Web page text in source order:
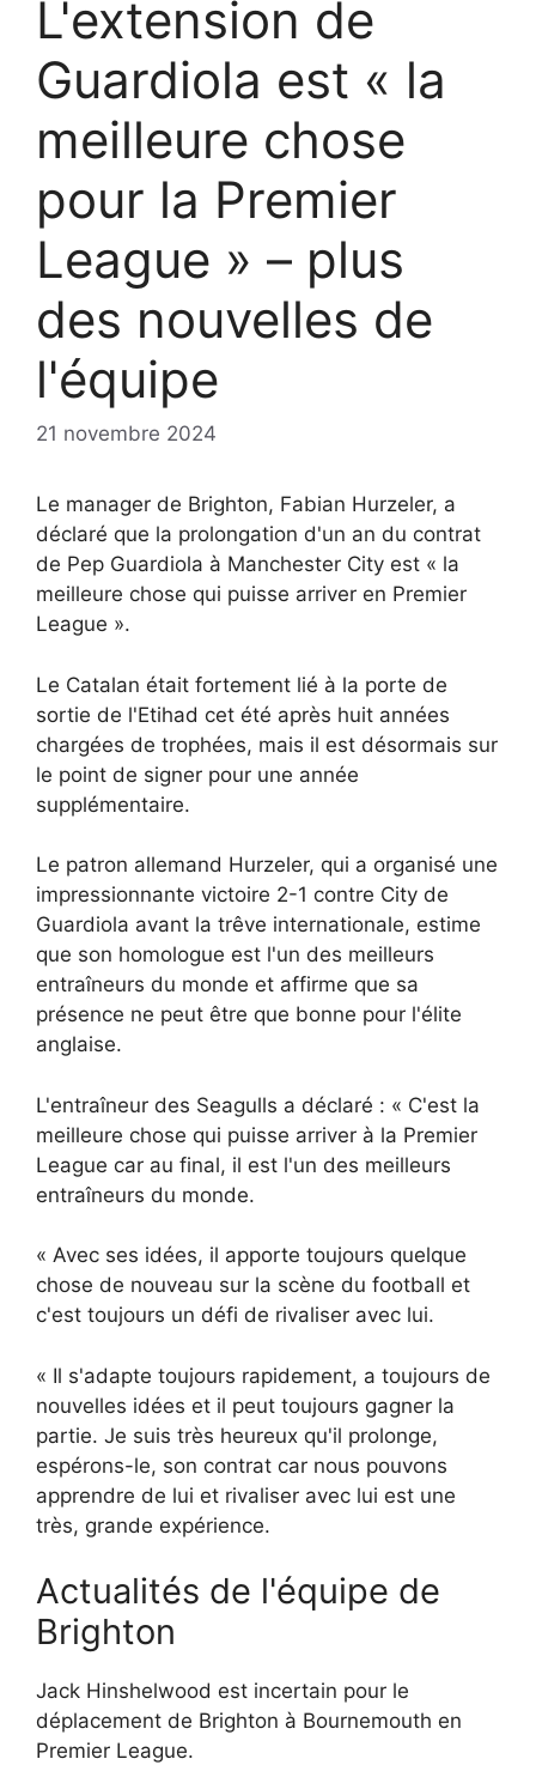
L'extension de
Guardiola est « la
meilleure chose
pour la Premier
League » – plus
des nouvelles de
l'équipe
21 novembre 2024
Le manager de Brighton, Fabian Hurzeler, a
déclaré que la prolongation d'un an du contrat
de Pep Guardiola à Manchester City est « la
meilleure chose qui puisse arriver en Premier
League ».
Le Catalan était fortement lié à la porte de
sortie de l'Etihad cet été après huit années
chargées de trophées, mais il est désormais sur
le point de signer pour une année
supplémentaire.
Le patron allemand Hurzeler, qui a organisé une
impressionnante victoire 2-1 contre City de
Guardiola avant la trêve internationale, estime
que son homologue est l'un des meilleurs
entraîneurs du monde et affirme que sa
présence ne peut être que bonne pour l'élite
anglaise.
L'entraîneur des Seagulls a déclaré : « C'est la
meilleure chose qui puisse arriver à la Premier
League car au final, il est l'un des meilleurs
entraîneurs du monde.
« Avec ses idées, il apporte toujours quelque
chose de nouveau sur la scène du football et
c'est toujours un défi de rivaliser avec lui.
« Il s'adapte toujours rapidement, a toujours de
nouvelles idées et il peut toujours gagner la
partie. Je suis très heureux qu'il prolonge,
espérons-le, son contrat car nous pouvons
apprendre de lui et rivaliser avec lui est une
très, grande expérience.
Actualités de l'équipe de
Brighton
Jack Hinshelwood est incertain pour le
déplacement de Brighton à Bournemouth en
Premier League.